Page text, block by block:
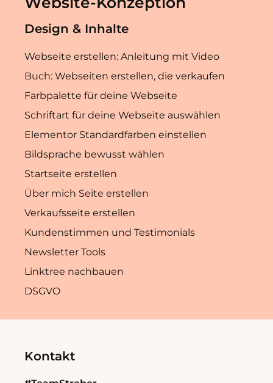
Design & Inhalte
Webseite erstellen: Anleitung mit Video
Buch: Webseiten erstellen, die verkaufen
Farbpalette für deine Webseite
Schriftart für deine Webseite auswählen
Elementor Standardfarben einstellen
Bildsprache bewusst wählen
Startseite erstellen
Über mich Seite erstellen
Verkaufsseite erstellen
Kundenstimmen und Testimonials
Newsletter Tools
Linktree nachbauen
DSGVO
Kontakt